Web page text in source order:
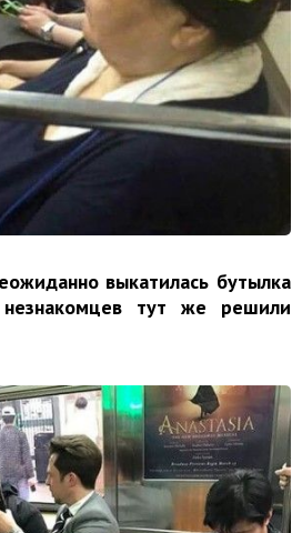
выкатилась бутылка
тут же решили